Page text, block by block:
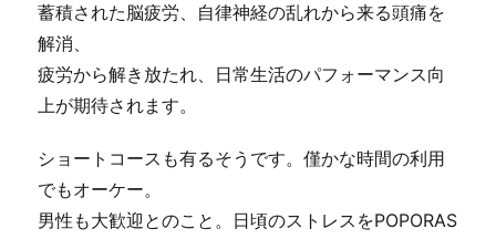
蓄積された脳疲労、自律神経の乱れから来る頭痛を
解消、
疲労から解き放たれ、日常生活のパフォーマンス向
上が期待されます。
ショートコースも有るそうです。僅かな時間の利用
でもオーケー。
男性も大歓迎とのこと。日頃のストレスをPOPORAS